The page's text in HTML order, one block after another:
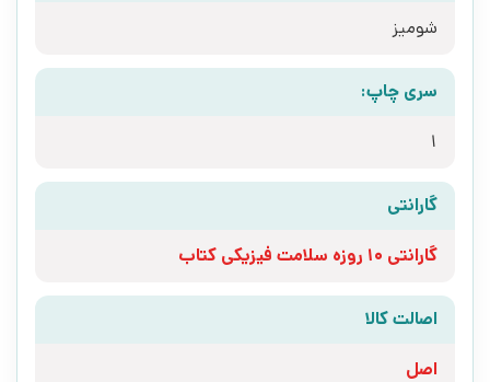
شومیز
سری چاپ:
1
گارانتی
گارانتی 10 روزه سلامت فیزیکی کتاب
اصالت کالا
اصل